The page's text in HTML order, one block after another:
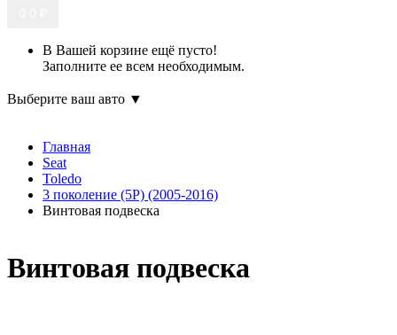
В Вашей корзине ещё пусто!
Заполните ее всем необходимым.
Выберите ваш авто ▼
Главная
Seat
Toledo
3 поколение (5P) (2005-2016)
Винтовая подвеска
Винтовая подвеска